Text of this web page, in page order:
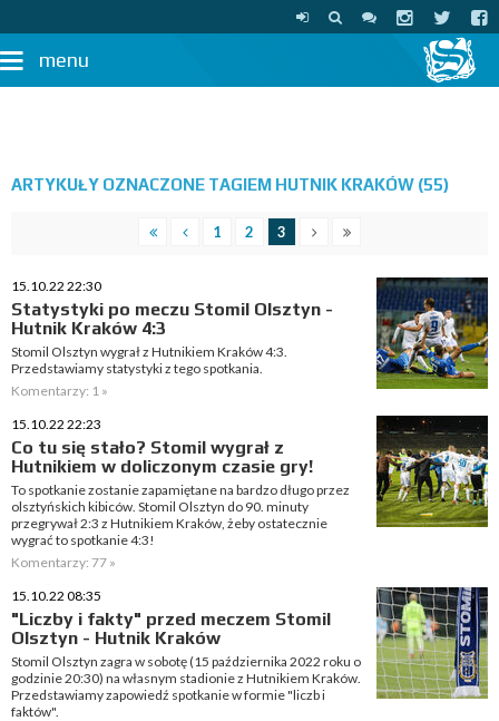
menu
ARTYKUŁY OZNACZONE TAGIEM HUTNIK KRAKÓW (55)
1 2 3
15.10.22 22:30
Statystyki po meczu Stomil Olsztyn -
Hutnik Kraków 4:3
Stomil Olsztyn wygrał z Hutnikiem Kraków 4:3.
Przedstawiamy statystyki z tego spotkania.
Komentarzy: 1 »
15.10.22 22:23
Co tu się stało? Stomil wygrał z
Hutnikiem w doliczonym czasie gry!
To spotkanie zostanie zapamiętane na bardzo długo przez
olsztyńskich kibiców. Stomil Olsztyn do 90. minuty
przegrywał 2:3 z Hutnikiem Kraków, żeby ostatecznie
wygrać to spotkanie 4:3!
Komentarzy: 77 »
15.10.22 08:35
"Liczby i fakty" przed meczem Stomil
Olsztyn - Hutnik Kraków
Stomil Olsztyn zagra w sobotę (15 października 2022 roku o
godzinie 20:30) na własnym stadionie z Hutnikiem Kraków.
Przedstawiamy zapowiedź spotkanie w formie "liczb i
faktów".